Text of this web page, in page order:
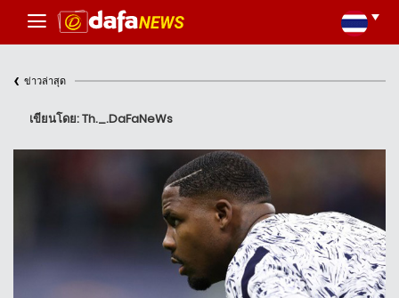
‹ ข่าวล่าสุด
เขียนโดย: Th._.DaFaNeWs